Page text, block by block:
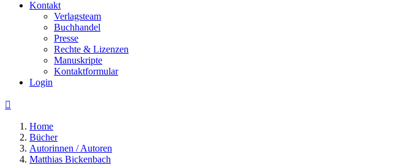
Kontakt
Verlagsteam
Buchhandel
Presse
Rechte & Lizenzen
Manuskripte
Kontaktformular
Login

Home
Bücher
Autorinnen / Autoren
Matthias Bickenbach